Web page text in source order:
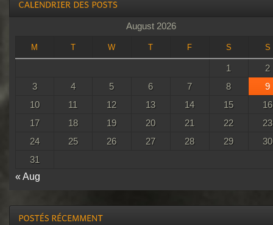
August 2026
M T W T F S S
1
2
3
4 5 6 7 8
9
10
11 12 13 14 15
16
17
18 19 20 21 22
23
24
25 26 27 28 29
30
31
« Aug